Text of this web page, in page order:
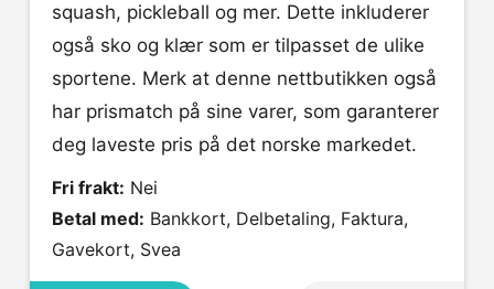
squash, pickleball og mer. Dette inkluderer
også sko og klær som er tilpasset de ulike
sportene. Merk at denne nettbutikken også
har prismatch på sine varer, som garanterer
deg laveste pris på det norske markedet.
Fri frakt: Nei
Betal med:
Gavekort, Svea